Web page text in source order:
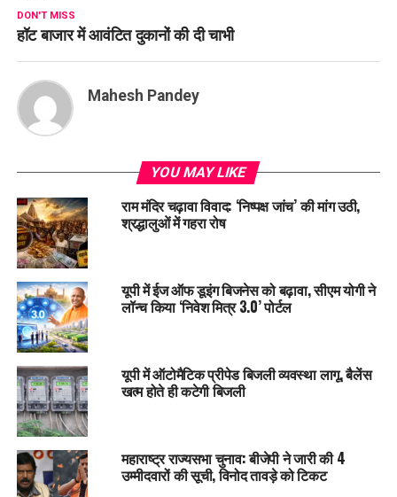
DON'T MISS
हॉट बाजार में आवंटित दुकानों की दी चाभी
Mahesh Pandey
YOU MAY LIKE
राम मंदिर चढ़ावा विवाद: ‘निष्पक्ष जांच’ की मांग उठी,
श्रद्धालुओं में गहरा रोष
यूपी में ईज ऑफ डूइंग बिजनेस को बढ़ावा, सीएम योगी ने
लॉन्च किया ‘निवेश मित्र 3.0’ पोर्टल
यूपी में ऑटोमैटिक प्रीपेड बिजली व्यवस्था लागू, बैलेंस
खत्म होते ही कटेगी बिजली
महाराष्ट्र राज्यसभा चुनाव: बीजेपी ने जारी की 4
उम्मीदवारों की सूची, विनोद तावड़े को टिकट